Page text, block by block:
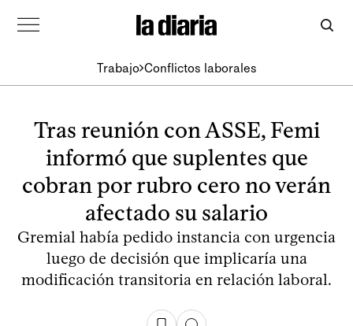
Trabajo Conflictos laborales
Tras reunión con ASSE, Femi
informó que suplentes que
cobran por rubro cero no verán
afectado su salario
Gremial había pedido instancia con urgencia
luego de decisión que implicaría una
modificación transitoria en relación laboral.